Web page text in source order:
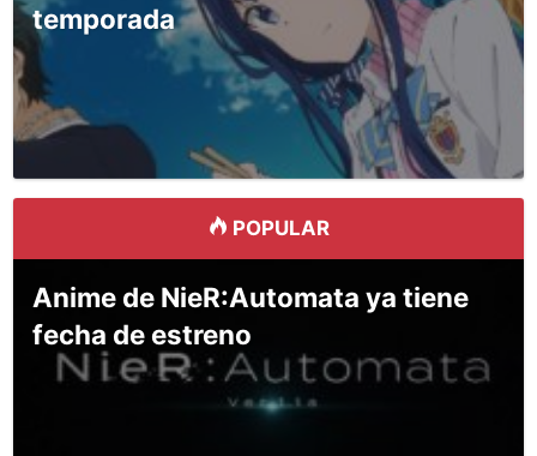
temporada
POPULAR
Anime de NieR:Automata ya tiene
fecha de estreno